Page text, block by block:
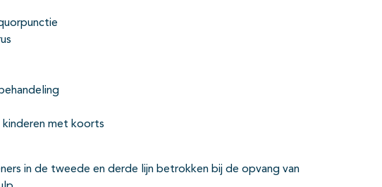
kinderen met koorts
in de tweede en derde lijn betrokken bij de opvang van